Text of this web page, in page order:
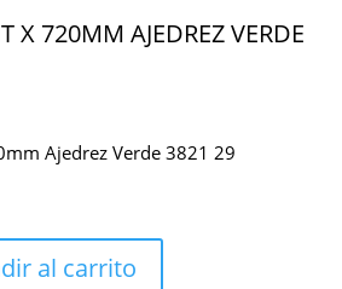
X 720MM AJEDREZ VERDE
Ajedrez Verde 3821 29
al carrito